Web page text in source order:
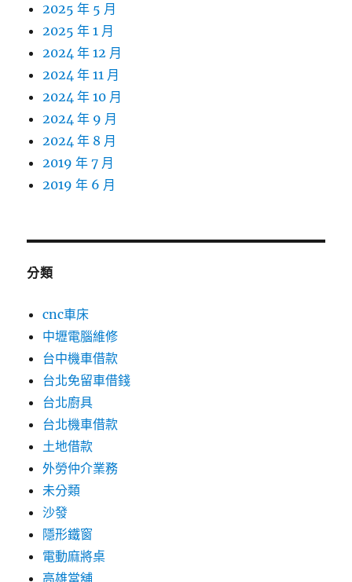
2025 年 5 月
2025 年 1 月
2024 年 12 月
2024 年 11 月
2024 年 10 月
2024 年 9 月
2024 年 8 月
2019 年 7 月
2019 年 6 月
分類
cnc車床
中壢電腦維修
台中機車借款
台北免留車借錢
台北廚具
台北機車借款
土地借款
外勞仲介業務
未分類
沙發
隱形鐵窗
電動麻將桌
高雄當舖